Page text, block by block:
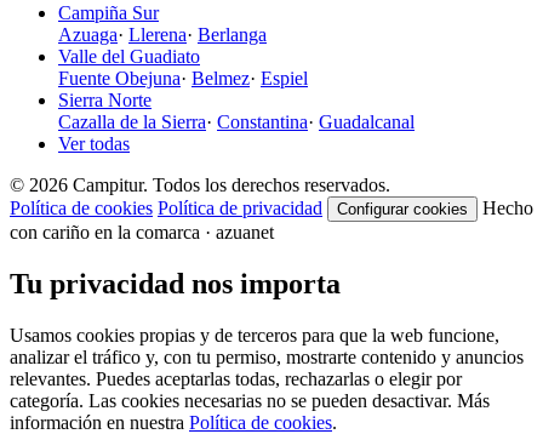
Campiña Sur
Azuaga· Llerena· Berlanga
Valle del Guadiato
Fuente Obejuna· Belmez· Espiel
Sierra Norte
Cazalla de la Sierra· Constantina· Guadalcanal
Ver todas
© 2026 Campitur. Todos los derechos reservados.
Política de cookies Política de privacidad Configurar cookies
Hecho
con cariño en la comarca · azuanet
Tu privacidad nos importa
Usamos cookies propias y de terceros para que la web funcione,
analizar el tráfico y, con tu permiso, mostrarte contenido y anuncios
relevantes. Puedes aceptarlas todas, rechazarlas o elegir por
categoría. Las cookies necesarias no se pueden desactivar. Más
información en nuestra Política de cookies.